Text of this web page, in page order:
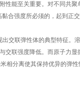
性能至关重要。对不同共聚
合强度所必须的，起到正
交联弹性体的典型特征。
交联强度降低。而原子力显
相分离使其保持优异的弹性